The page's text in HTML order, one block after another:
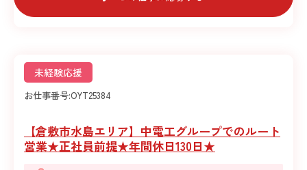
未経験応援
お仕事番号:OYT25384
【倉敷市水島エリア】中電工グループでのルート
営業★正社員前提★年間休日130日★